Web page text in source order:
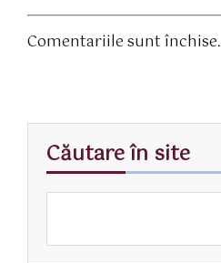
Comentariile sunt închise.
Căutare în site